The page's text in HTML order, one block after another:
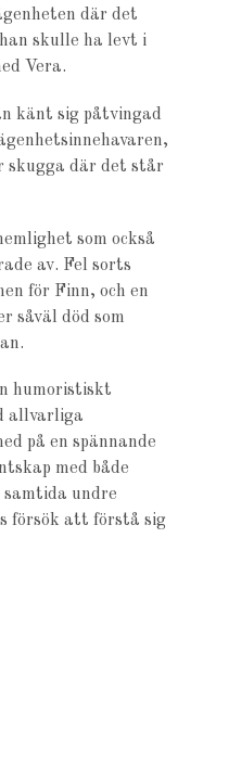
där det
skulle ha levt i
Vera.
känt sig påtvingad
skugga där det står
som också
av. Fel sorts
för Finn, och en
såväl död som
humoristiskt
­allvarliga
på en spännande
med både
undre
försök att förstå sig